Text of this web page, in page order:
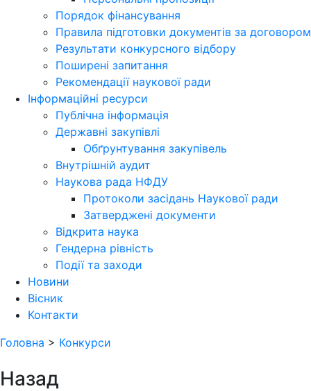
Порядок фінансування
Правила підготовки документів за договором
Результати конкурсного відбору
Поширені запитання
Рекомендації наукової ради
Інформаційні ресурси
Публічна інформація
Державні закупівлі
Обґрунтування закупівель
Внутрішній аудит
Наукова рада НФДУ
Протоколи засідань Наукової ради
Затверджені документи
Відкрита наука
Гендерна рівність
Події та заходи
Новини
Вісник
Контакти
Головна > Конкурси
Назад